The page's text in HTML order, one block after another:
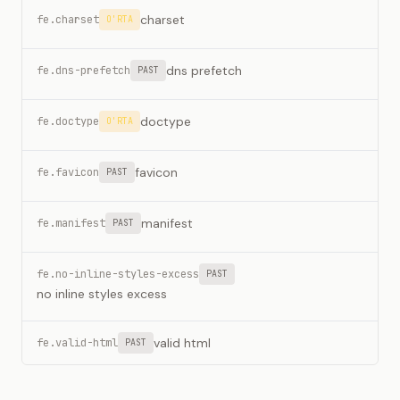
fe.charset O'RTA charset
fe.dns-prefetch PAST dns prefetch
fe.doctype O'RTA doctype
fe.favicon PAST favicon
fe.manifest PAST manifest
fe.no-inline-styles-excess PAST
no inline styles excess
fe.valid-html PAST valid html